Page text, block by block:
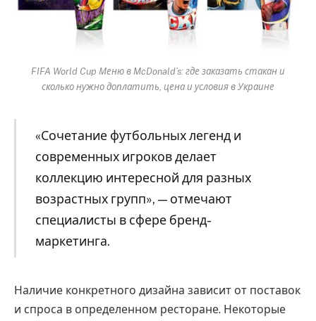
FIFA World Cup Меню в McDonald’s: где заказать стакан и
сколько нужно доплатить, цена и условия в Украине
«Сочетание футбольных легенд и
современных игроков делает
коллекцию интересной для разных
возрастных групп», — отмечают
специалисты в сфере бренд-
маркетинга.
Наличие конкретного дизайна зависит от поставок
и спроса в определенном ресторане. Некоторые